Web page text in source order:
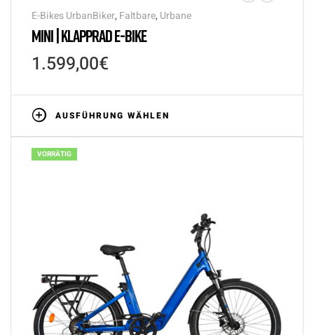
E-Bikes UrbanBiker, Faltbare, Urbane
MINI | KLAPPRAD E-BIKE
1.599,00€
AUSFÜHRUNG WÄHLEN
VORRÄTIG